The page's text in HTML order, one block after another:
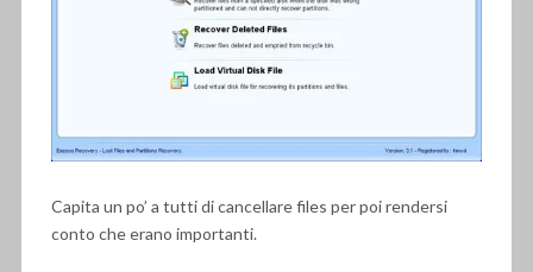
Capita un po’ a tutti di cancellare files per poi rendersi
conto che erano importanti.